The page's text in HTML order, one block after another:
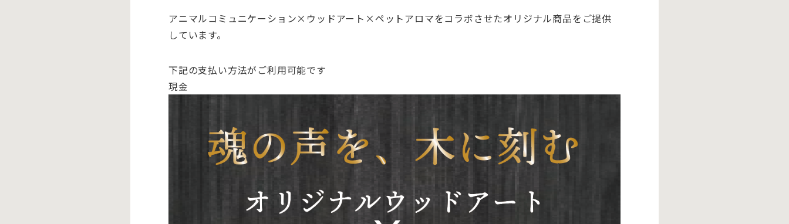
アニマルコミュニケーション×ウッドアート×ペットアロマをコラボさせたオリジナル商品をご提供
しています。
下記の支払い方法がご利用可能です
現金